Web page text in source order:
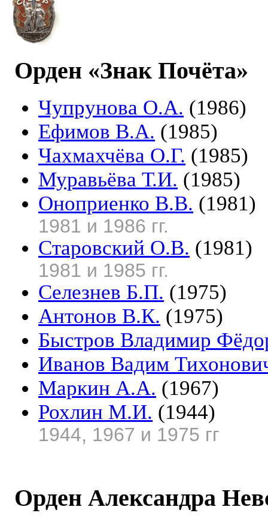
Орден «Знак Почёта»
Чупрунова О.А. (1986)
Ефимов В.А. (1985)
Чахмахчёва О.Г. (1985)
Муравьёва Т.И. (1985)
Оноприенко В.В. (1981)
1981 и 1986 гг.
Старовский О.В. (1981)
1981 и 1985 гг.
Селезнев Б.П. (1975)
Антонов В.К. (1975)
Быстров Владимир
Иванов Вадим
Маркин А.А. (1967)
Рохлин М.И. (1944)
1944, 1967 и 1975 гг
Орден Александра